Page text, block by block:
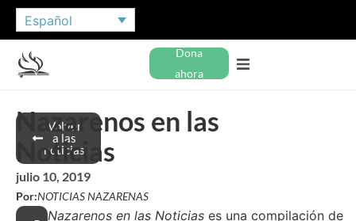
Español
Dona
ahora
Volver
a las
noticias
Nazarenos en las
Noticias
julio 10, 2019
Por:NOTICIAS NAZARENAS
Nazarenos en las Noticias es una compilación de